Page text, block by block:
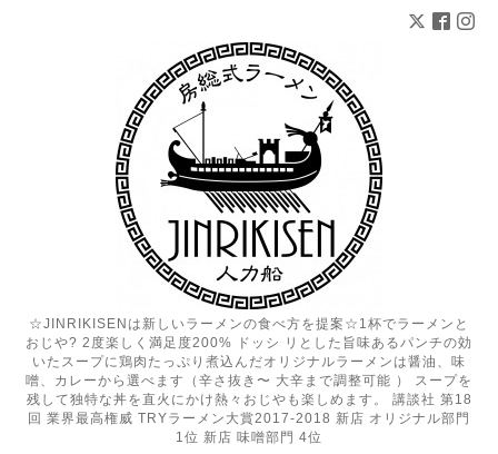
☆JINRIKISENは新しいラーメンの食べ方を提案☆1杯でラーメンと
おじや? 2度楽しく満足度200% ドッシ リとした旨味あるパンチの効
いたスープに鶏肉たっぷり煮込んだオリジナルラーメンは醤油、味
噌、カレーから選べます（辛さ抜き〜 大辛まで調整可能 ） スープを
残して独特な丼を直火にかけ熱々おじやも楽しめます。 講談社 第18
回 業界最高権威 TRYラーメン大賞2017-2018 新店 オリジナル部門
1位 新店 味噌部門 4位